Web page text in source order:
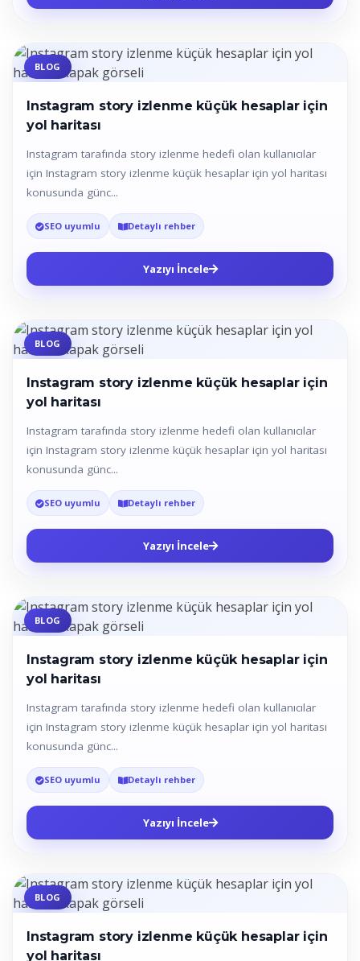
BLOG
Instagram story izlenme küçük hesaplar için
yol haritası
Instagram tarafında story izlenme hedefi olan kullanıcılar
için Instagram story izlenme küçük hesaplar için yol haritası
konusunda günc...
SEO uyumlu Detaylı rehber
Yazıyı İncele
BLOG
Instagram story izlenme küçük hesaplar için
yol haritası
Instagram tarafında story izlenme hedefi olan kullanıcılar
için Instagram story izlenme küçük hesaplar için yol haritası
konusunda günc...
SEO uyumlu Detaylı rehber
Yazıyı İncele
BLOG
Instagram story izlenme küçük hesaplar için
yol haritası
Instagram tarafında story izlenme hedefi olan kullanıcılar
için Instagram story izlenme küçük hesaplar için yol haritası
konusunda günc...
SEO uyumlu Detaylı rehber
Yazıyı İncele
BLOG
Instagram story izlenme küçük hesaplar için
yol haritası